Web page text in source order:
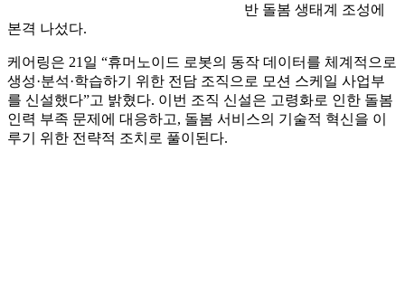
반 돌봄 생태계 조성에
본격 나섰다.
케어링은 21일 “휴머노이드 로봇의 동작 데이터를 체계적으로
생성·분석·학습하기 위한 전담 조직으로 모션 스케일 사업부
를 신설했다”고 밝혔다. 이번 조직 신설은 고령화로 인한 돌봄
인력 부족 문제에 대응하고, 돌봄 서비스의 기술적 혁신을 이
루기 위한 전략적 조치로 풀이된다.